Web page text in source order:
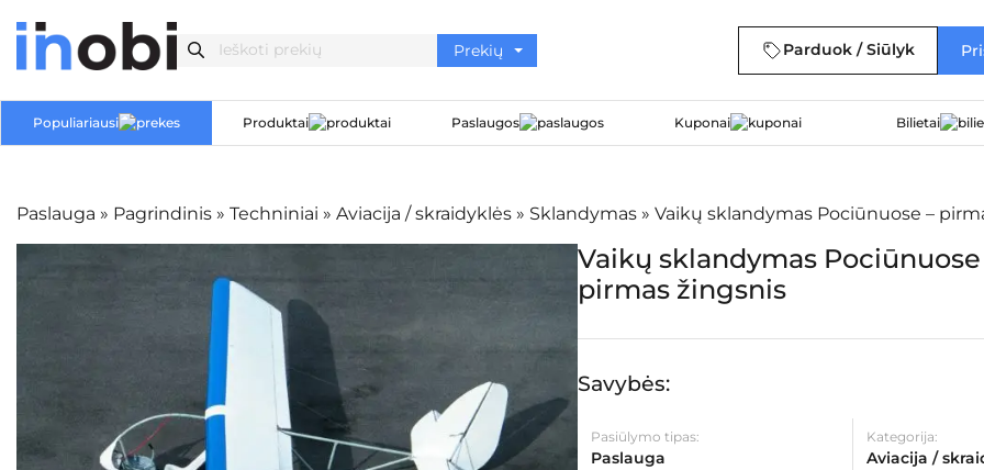
Parduok / Siūlyk
Populiariausi Produktai Paslaugos Kuponai Bilietai
Paslauga » Pagrindinis » Techniniai » Aviacija / skraidyklės » Sklandymas » Vaikų sklandymas Pociūnuose –
Vaikų sklandymas Pociūnuose
pirmas žingsnis
Savybės:
Pasiūlymo tipas:
Paslauga
Kategorija:
Aviacija /